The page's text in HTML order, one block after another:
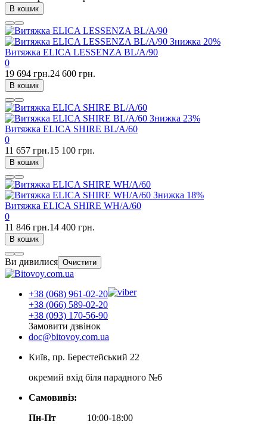
В кошик
Знижка 20%
Витяжка ELICA LESSENZA BL/A/90
0
19 694 грн.24 600 грн.
В кошик
Знижка 23%
Витяжка ELICA SHIRE BL/A/60
0
11 657 грн.15 100 грн.
В кошик
Знижка 18%
Витяжка ELICA SHIRE WH/A/60
0
11 846 грн.14 400 грн.
В кошик
Ви дивилися Очистити
+38 (068) 961-02-20
+38 (066) 589-02-20
+38 (093) 170-56-90
Замовити дзвінок
doc@bitovoy.com.ua
Київ, пр. Берестейський 22
окремий вхід біля парадного №6
Самовивіз:
Пн-Пт
10:00-18:00